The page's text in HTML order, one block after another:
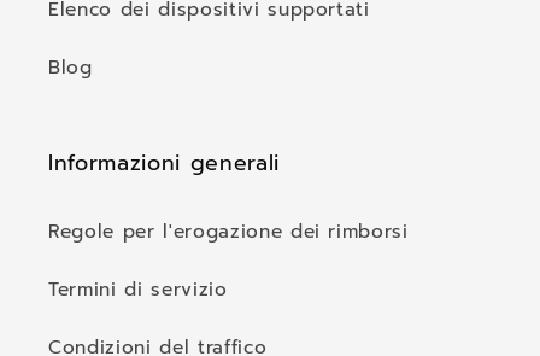
Elenco dei dispositivi supportati
Blog
Informazioni generali
Regole per l'erogazione dei rimborsi
Termini di servizio
Condizioni del traffico